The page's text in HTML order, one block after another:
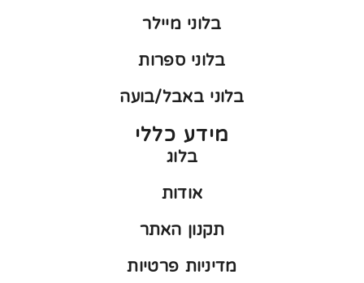
בלוני מיילר
בלוני ספרות
בלוני באבל/בועה
מידע כללי
בלוג
אודות
תקנון האתר
מדיניות פרטיות